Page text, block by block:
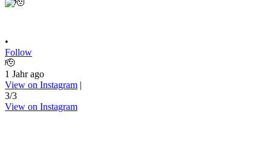
•
Follow
🫡
1 Jahr ago
View on Instagram |
3/3
View on Instagram